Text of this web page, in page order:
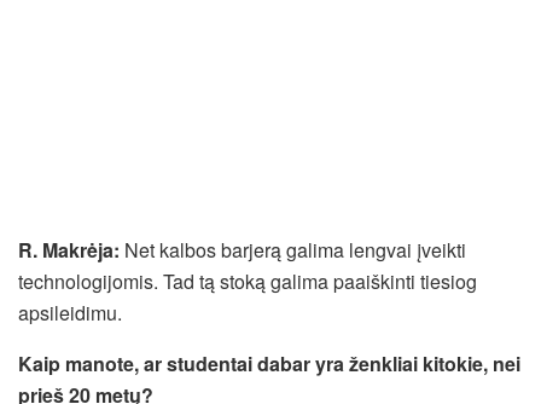
R. Makrėja: Net kalbos barjerą galima lengvai įveikti
technologijomis. Tad tą stoką galima paaiškinti tiesiog
apsileidimu.
Kaip manote, ar studentai dabar yra ženkliai kitokie, nei
prieš 20 metų?